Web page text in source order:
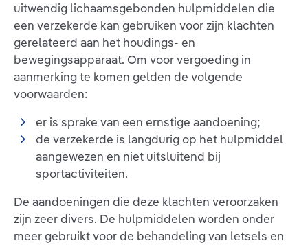
uitwendig lichaamsgebonden hulpmiddelen die
een verzekerde kan gebruiken voor zijn klachten
gerelateerd aan het houdings- en
bewegingsapparaat. Om voor vergoeding in
aanmerking te komen gelden de volgende
voorwaarden:
er is sprake van een ernstige aandoening;
de verzekerde is langdurig op het hulpmiddel
aangewezen en niet uitsluitend bij
sportactiviteiten.
De aandoeningen die deze klachten veroorzaken
zijn zeer divers. De hulpmiddelen worden onder
meer gebruikt voor de behandeling van letsels en